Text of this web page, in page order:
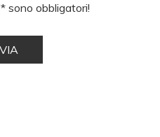
sono obbligatori!